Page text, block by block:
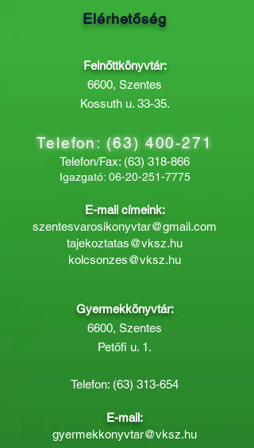
Elérhetőség
Felnőttkönyvtár:
6600, Szentes
Kossuth u. 33-35.
Telefon:(63) 400-271
Telefon/Fax: (63) 318-866
Igazgató: 06-20-251-7775
E-mail címeink:
szentesvarosikonyvtar@gmail.com
tajekoztatas@vksz.hu
kolcsonzes@vksz.hu
Gyermekkönyvtár:
6600, Szentes
Petőfi u. 1.
Telefon: (63) 313-654
E-mail:
gyermekkonyvtar@vksz.hu